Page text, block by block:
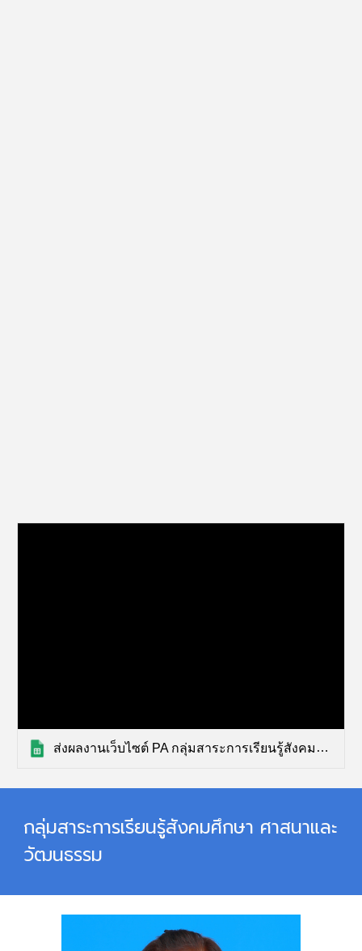
ส่งผลงานเว็บไซต์ PA กลุ่มสาระการเรียนรู้สังคมศึกษา ศาสนาและวัฒนธรรม (การตอบกลับ)
กลุ่มสาระการเรียนรู้สังคมศึกษา ศาสนาและ
วัฒนธรรม